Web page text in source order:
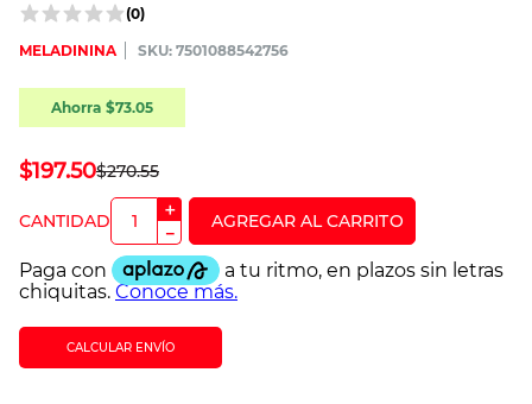
(0)
MELADININA :7501088542756
Ahorra $73.05
$270.55
$197.50
＋
－
CALCULAR ENVÍO